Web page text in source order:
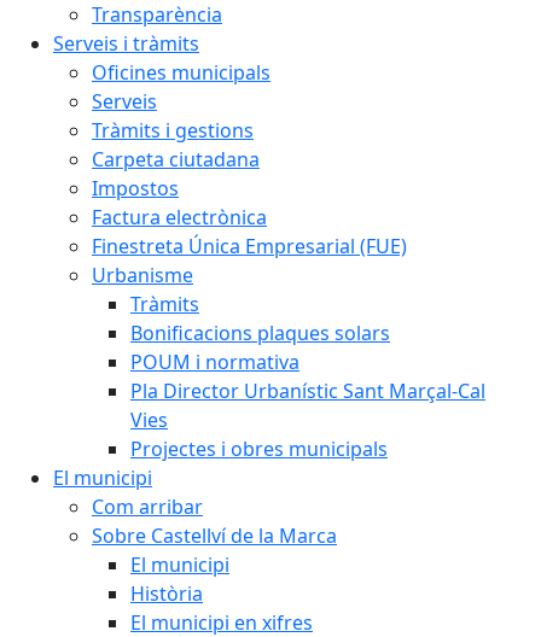
Transparència
Serveis i tràmits
Oficines municipals
Serveis
Tràmits i gestions
Carpeta ciutadana
Impostos
Factura electrònica
Finestreta Única Empresarial (FUE)
Urbanisme
Tràmits
Bonificacions plaques solars
POUM i normativa
Pla Director Urbanístic Sant Marçal-Cal
Vies
Projectes i obres municipals
El municipi
Com arribar
Sobre Castellví de la Marca
El municipi
Història
El municipi en xifres